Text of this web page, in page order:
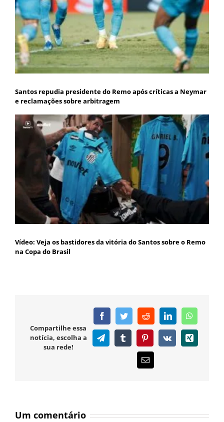
Santos repudia presidente do Remo após críticas a Neymar
e reclamações sobre arbitragem
Vídeo: Veja os bastidores da vitória do Santos sobre o Remo
na Copa do Brasil
Compartilhe essa
notícia, escolha a
sua rede!
FacebookTwitterRedditLinkedIn
TelegramTumblr PinterestVk Xing
E-
mail
Um comentário